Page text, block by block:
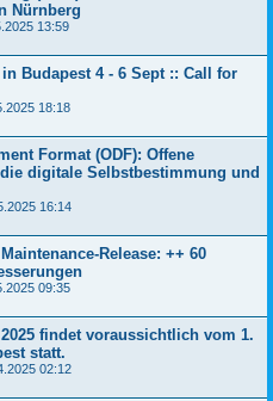
Nürnberg
13:59
Budapest 4 - 6 Sept :: Call for
18:18
Format (ODF): Offene
digitale Selbstbestimmung und
16:14
Release: ++ 60
09:35
findet voraussichtlich vom 1.
statt.
02:12